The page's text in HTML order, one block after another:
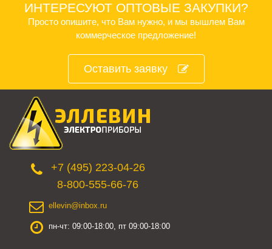
ИНТЕРЕСУЮТ ОПТОВЫЕ ЗАКУПКИ?
Просто опишите, что Вам нужно, и мы вышлем Вам
коммерческое предложение!
Оставить заявку
+7 (495) 223-04-26
8-800-555-66-76
ellevin@inbox.ru
пн-чт: 09:00-18:00, пт 09:00-18:00